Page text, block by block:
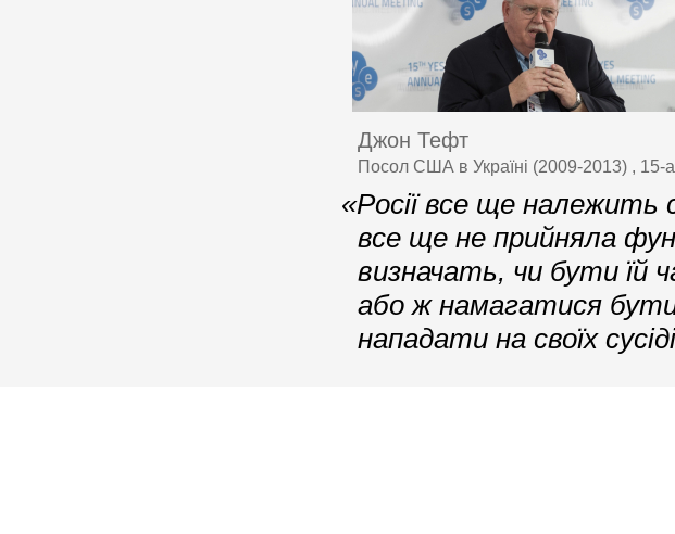
Джон Тефт
Посол США в Україні (2009-2013) , 15-
«Росії все ще
все ще не прийняла
визначать, чи бути їй
або ж намагатися
нападати на своїх